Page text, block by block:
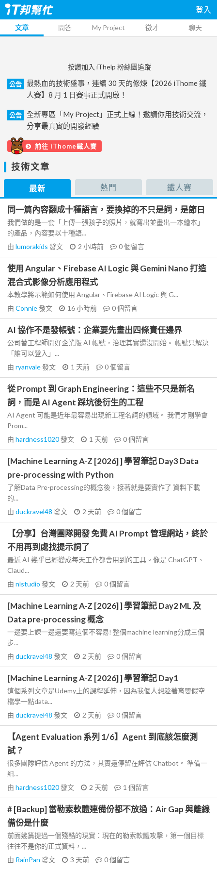
登入
文章 問答 My Project 徵才 聊天
按讚加入 iThelp 粉絲團追蹤
公告
最熱血的技術盛事，連續 30 天的修煉【2026 iThome 鐵
人賽】8 月 1 日賽事正式開啟！
公告
全新專區「My Project」正式上線！邀請你用技術交流，
分享最真實的開發經驗
前往 iThome鐵人賽
技術文章
最新 熱門 鐵人賽
同一篇內容翻成十種語言，要換掉的不只是詞，是節日
我們做的是一套「上傳一張孩子的照片，就寫出並畫出一本繪本」
的產品，內容要以十種語...
由 lumorakids 發文 2 小時前 0個留言
使用 Angular、Firebase AI Logic 與 Gemini Nano 打造
混合式影像分析應用程式
本教學將示範如何使用 Angular、Firebase AI Logic 與 G...
由 Connie發文 16 小時前 0個留言
AI 協作不是發帳號：企業要先畫出四條責任邊界
公司替工程師開好企業版 AI 帳號，治理其實還沒開始。 帳號只解決
「誰可以登入」...
由 ryanvale發文 1 天前 0個留言
從 Prompt 到 Graph Engineering：這些不只是新名
詞，而是 AI Agent 踩坑後衍生的工程
AI Agent 可能是近年最容易出現新工程名詞的領域。 我們才剛學會
Prom...
由 hardness1020發文 1 天前 0個留言
[Machine Learning A-Z [2026] ] 學習筆記 Day3 Data
pre-processing with Python
了解Data Pre-processing的概念後，接著就是要實作了 資料下載
的...
由 duckravel48 發文 2 天前 0個留言
【分享】台灣團隊開發 免費 AI Prompt 管理網站，終於
不用再到處找提示詞了
最近 AI 幾乎已經變成每天工作都會用到的工具。像是 ChatGPT、
Claud...
由 nlstudio 發文 2 天前 0個留言
[Machine Learning A-Z [2026] ] 學習筆記 Day2 ML 及
Data pre-processing 概念
一邊要上課一邊還要寫這個不容易! 整個machine learning分成三個
步...
由 duckravel48 發文 2 天前 0個留言
[Machine Learning A-Z [2026] ] 學習筆記 Day1
這個系列文章是Udemy上的課程延伸，因為我個人想趁著育嬰假空
檔學一點data...
由 duckravel48 發文 2 天前 0個留言
【Agent Evaluation 系列 1/6】Agent 到底該怎麼測
試？
很多團隊評估 Agent 的方法，其實還停留在評估 Chatbot。 準備一
組...
由 hardness1020發文 2 天前 1 個留言
# [Backup] 當勒索軟體連備份都不放過：Air Gap 與離線
備份是什麼
前面幾篇提過一個殘酷的現實：現在的勒索軟體攻擊，第一個目標
往往不是你的正式資料，...
由 RainPan 發文 3 天前 0個留言